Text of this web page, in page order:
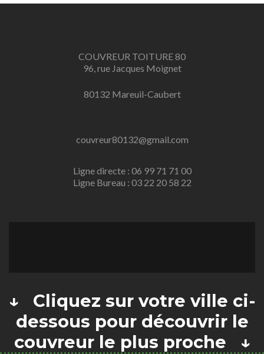
COUVREUR TOITURE 80
96, rue Jacques Moignet
80132 Mareuil-Caubert
couvreur80132@gmail.com
Ligne directe : 06 99 71 71 00
Ligne Bureau : 03 22 20 58 22
↓ Cliquez sur votre ville ci-
dessous pour découvrir le
couvreur le plus proche ↓